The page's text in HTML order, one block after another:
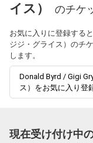
イス）
のチケ
お気に入りに登録する
ジジ・グライス）のチ
します。
Donald Byrd / Gigi
ス）をお気に入り登
現在受け付け中